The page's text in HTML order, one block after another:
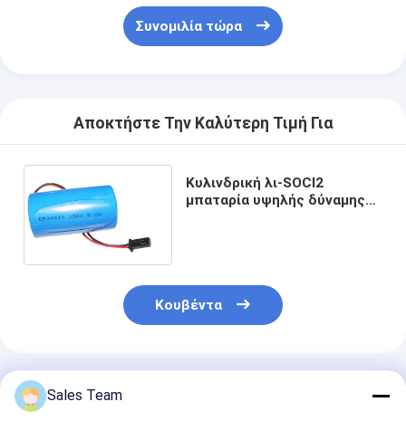
Συνομιλία τώρα
Αποκτήστε Την Καλύτερη Τιμή Για
Κυλινδρική λι-SOCl2
μπαταρία υψηλής δύναμης
Κουβέντα
Συνιστώμενα Προϊόντα
Sales Team